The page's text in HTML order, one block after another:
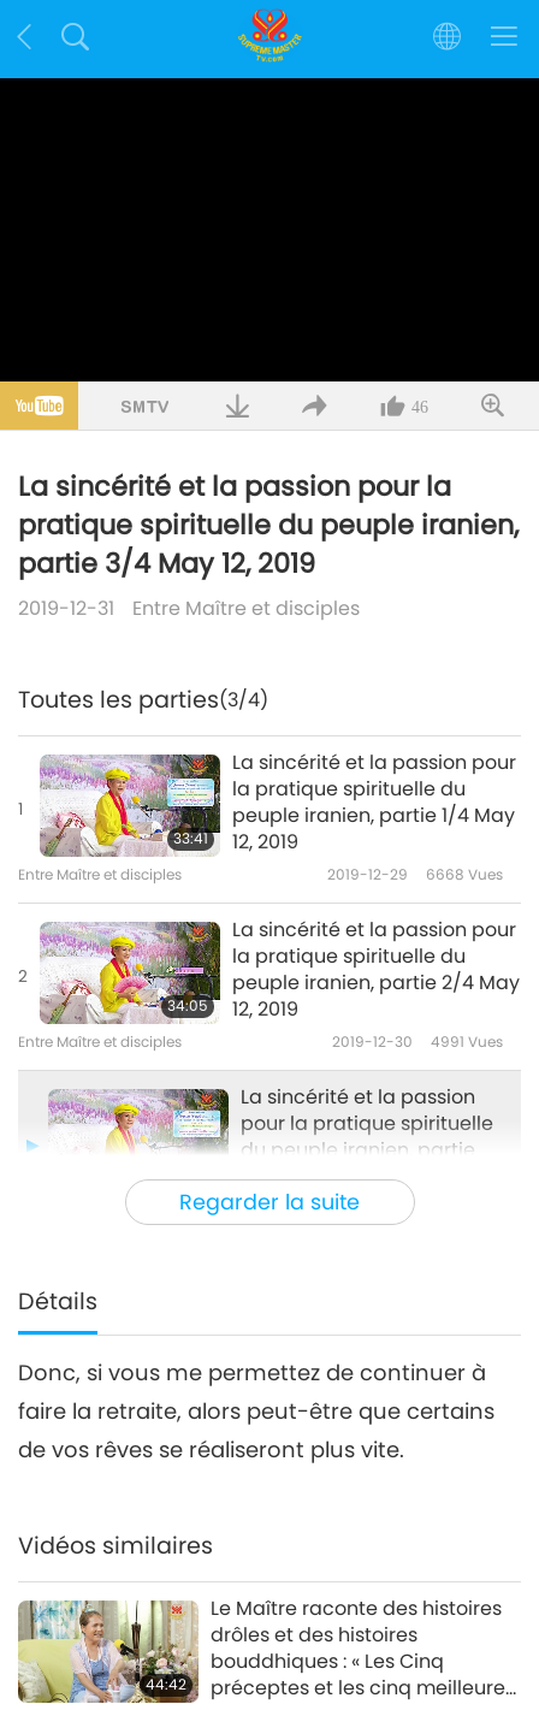
46
La sincérité et la passion pour la
pratique spirituelle du peuple iranien,
partie 3/4 May 12, 2019
2019-12-31 Entre Maître et disciples
Regarder la suite
Toutes les parties(3/4)
1
33:41
La sincérité et la passion pour
la pratique spirituelle du
peuple iranien, partie 1/4 May
12, 2019
Entre Maître et disciples 2019-12-29 6668 Vues
2
34:05
La sincérité et la passion pour
la pratique spirituelle du
peuple iranien, partie 2/4 May
12, 2019
Entre Maître et disciples 2019-12-30 4991 Vues
La sincérité et la passion
pour la pratique spirituelle
du peuple iranien, partie
3/4 May 12, 2019
Entre Maître et disciples 2019-12-31
4
36:26
May 12, 2019
Entre Maître et disciples 2020-01-01 5591Vues
Détails
Donc, si vous me permettez de continuer à
faire la retraite, alors peut-être que certains
de vos rêves se réaliseront plus vite.
Vidéos similaires
44:42
Le Maître raconte des histoires
drôles et des histoires
bouddhiques : « Les Cinq
préceptes et les cinq meilleures